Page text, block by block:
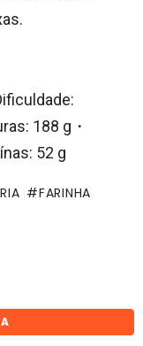
188 g・
52 g
FARINHA